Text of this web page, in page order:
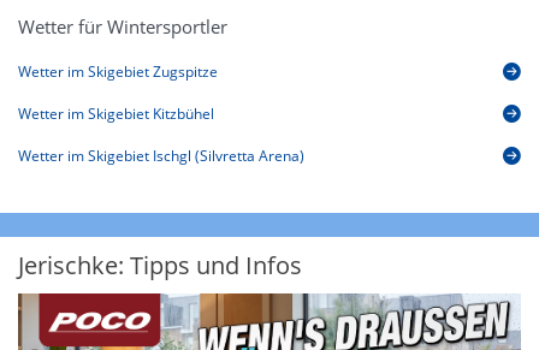
Wetter für Wintersportler
Wetter im Skigebiet Zugspitze
Wetter im Skigebiet Kitzbühel
Wetter im Skigebiet Ischgl (Silvretta Arena)
Jerischke: Tipps und Infos